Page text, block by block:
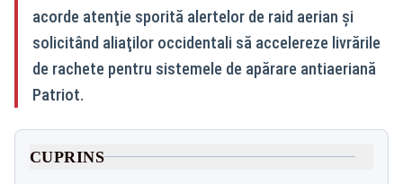
acorde atenţie sporită alertelor de raid aerian şi
solicitând aliaţilor occidentali să accelereze livrările
de rachete pentru sistemele de apărare antiaeriană
Patriot.
CUPRINS